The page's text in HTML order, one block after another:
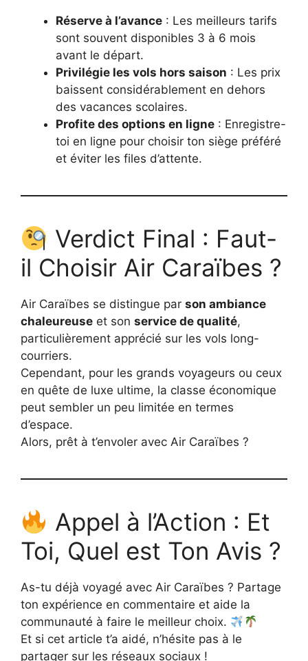
Réserve à l’avance : Les meilleurs tarifs
sont souvent disponibles 3 à 6 mois
avant le départ.
Privilégie les vols hors saison : Les prix
baissent considérablement en dehors
des vacances scolaires.
Profite des options en ligne : Enregistre-
toi en ligne pour choisir ton siège préféré
et éviter les files d’attente.
Verdict Final : Faut-
il Choisir Air Caraïbes ?
Air Caraïbes se distingue par son ambiance
chaleureuse et son service de qualité,
particulièrement apprécié sur les vols long-
courriers.
Cependant, pour les grands voyageurs ou ceux
en quête de luxe ultime, la classe économique
peut sembler un peu limitée en termes
d’espace.
Alors, prêt à t’envoler avec Air Caraïbes ?
Appel à l’Action : Et
Toi, Quel est Ton Avis ?
As-tu déjà voyagé avec Air Caraïbes ? Partage
ton expérience en commentaire et aide la
communauté à faire le meilleur choix.
Et si cet article t’a aidé, n’hésite pas à le
partager sur les réseaux sociaux !